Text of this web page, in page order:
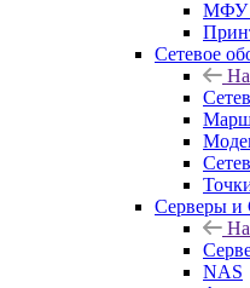
МФУ
Сетевое
Серверы
NAS